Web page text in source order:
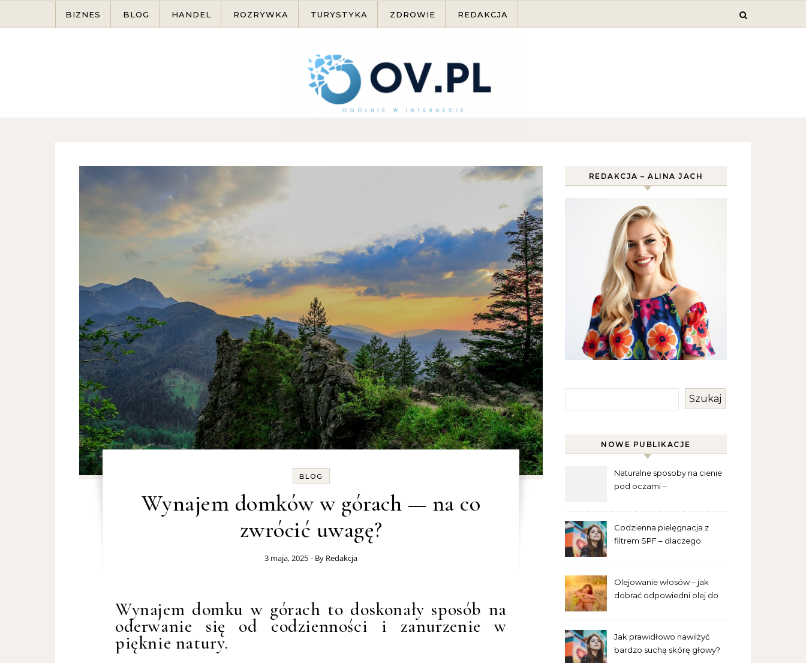
BIZNES BLOG HANDEL ROZRYWKA TURYSTYKA ZDROWIE REDAKCJA
BLOG
Wynajem domków w górach — na co
zwrócić uwagę?
3 maja, 2025 - By Redakcja
Wynajem domku w górach to doskonały sposób na
oderwanie się od codzienności i zanurzenie w
pięknie natury.
REDAKCJA – ALINA JACH
Szukaj
NOWE PUBLIKACJE
Naturalne sposoby na cienie
pod oczami –
Codzienna pielęgnacja z
filtrem SPF – dlaczego
Olejowanie włosów – jak
dobrać odpowiedni olej do
Jak prawidłowo nawilżyć
bardzo suchą skórę głowy?